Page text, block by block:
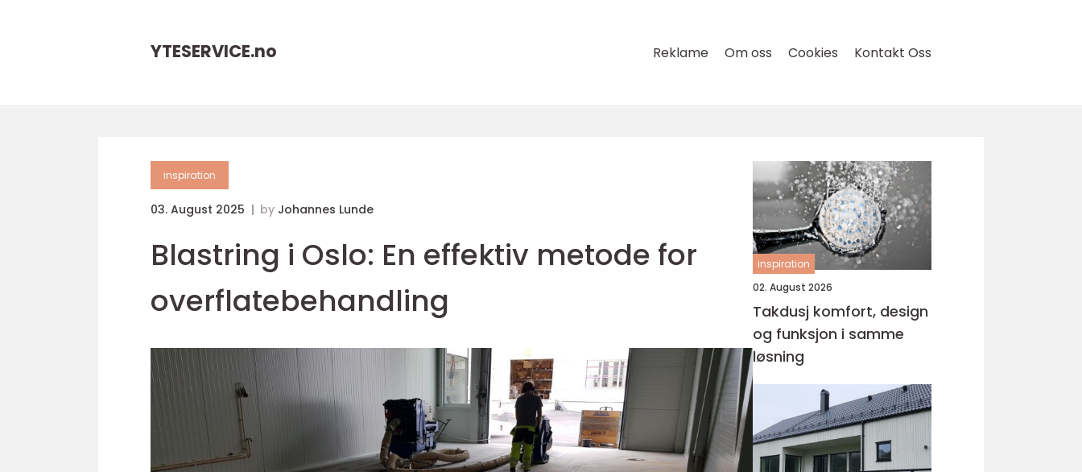
YTESERVICE.no Reklame Om oss Cookies Kontakt Oss
inspiration
03. August 2025 by Johannes Lunde
Blastring i Oslo: En effektiv metode for
overflatebehandling
inspiration
02. August 2026
Takdusj komfort, design
og funksjon i samme
løsning